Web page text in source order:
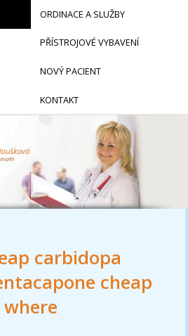
carbidopa
cheap
where
ORDINACE A SLUŽBY
PŘÍSTROJOVÉ VYBAVENÍ
NOVÝ PACIENT
KONTAKT